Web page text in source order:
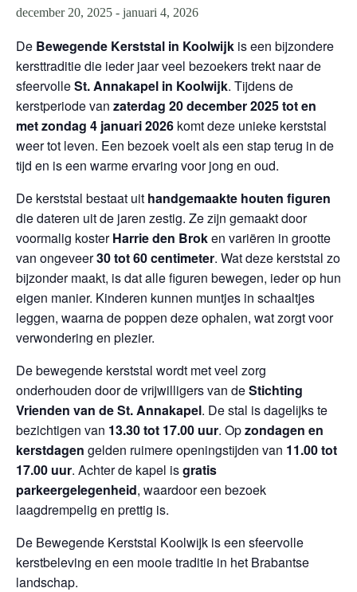
december 20, 2025 - januari 4, 2026
De Bewegende Kerststal in Koolwijk is een bijzondere
kersttraditie die ieder jaar veel bezoekers trekt naar de
sfeervolleSt. Annakapel in Koolwijk. Tijdens de
kerstperiode van zaterdag 20 december 2025 tot en
met zondag 4 januari 2026 komt deze unieke kerststal
weer tot leven. Een bezoek voelt als een stap terug in de
tijd en is een warme ervaring voor jong en oud.
De kerststal bestaat uit handgemaakte houten figuren
die dateren uit de jaren zestig. Ze zijn gemaakt door
voormalig kosterHarrie den Broken variëren in grootte
van ongeveer30 tot 60 centimeter. Wat deze kerststal zo
bijzonder maakt, is dat alle figuren bewegen, ieder op hun
eigen manier. Kinderen kunnen muntjes in schaaltjes
leggen, waarna de poppen deze ophalen, wat zorgt voor
verwondering en plezier.
De bewegende kerststal wordt met veel zorg
onderhouden door de vrijwilligers van deStichting
Vrienden van de St. Annakapel. De stal is dagelijks te
bezichtigen van 13.30 tot 17.00 uur. Opzondagen en
kerstdagen gelden ruimere openingstijden van 11.00 tot
17.00 uur. Achter de kapel isgratis
parkeergelegenheid, waardoor een bezoek
laagdrempelig en prettig is.
De Bewegende Kerststal Koolwijk is een sfeervolle
kerstbeleving en een mooie traditie in het Brabantse
landschap.